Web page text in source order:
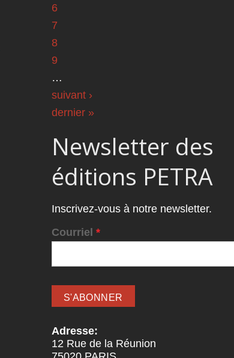
6
7
8
9
…
suivant ›
dernier »
Newsletter des
éditions PETRA
Inscrivez-vous à notre newsletter.
Courriel *
Adresse:
12 Rue de la Réunion